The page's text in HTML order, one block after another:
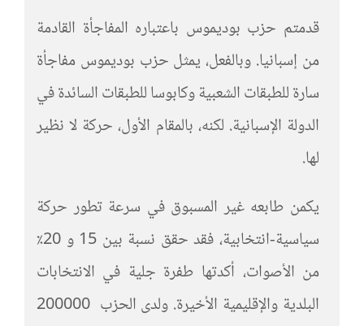
قدمتم حزب بوديموس باعتباره المفاجأة القادمة
من إسبانيا. وبالفعل، يمثل حزب بوديموس مفاجأة
سارة للطبقات الشعبية وكابوسا للطبقات السائدة في
الدولة الإسبانية. لكنه، بالمقام الأول، حركة لا نظير
لها.
يكمن طابعه غير المسبوق في سرعة تطور حركة
سياسية-انتخابية، فقد حقق نسبة بين 15 و 20٪
من الأصوات، أكدتها طفرة جلية في الانتخابات
البلدية والإقليمية الأخيرة. ولدى الحزب 200000